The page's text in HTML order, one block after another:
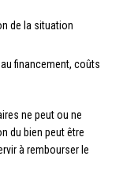
de la situation
financement, coûts
ne peut ou ne
du bien peut être
à rembourser le